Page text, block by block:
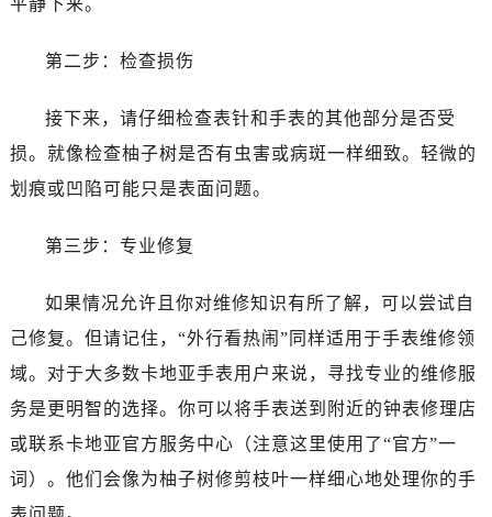
第二步：检查损伤
接下来，请仔细检查表针和手表的其他部分是否受
损。就像检查柚子树是否有虫害或病斑一样细致。轻微的
划痕或凹陷可能只是表面问题。
第三步：专业修复
如果情况允许且你对维修知识有所了解，可以尝试自
己修复。但请记住，“外行看热闹”同样适用于手表维修领
域。对于大多数卡地亚手表用户来说，寻找专业的维修服
务是更明智的选择。你可以将手表送到附近的钟表修理店
或联系卡地亚官方服务中心（注意这里使用了“官方”一
词）。他们会像为柚子树修剪枝叶一样细心地处理你的手